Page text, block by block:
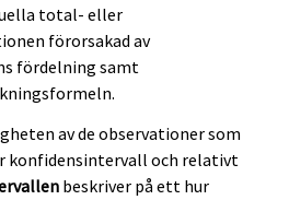
total- eller
förorsakad av
fördelning samt
av de observationer som
konfidensintervall och relativt
beskriver på ett hur